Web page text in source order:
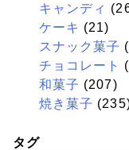
キャンディ
ケーキ (21)
スナック菓子
チョコレート
和菓子 (207)
焼き菓子
タグ